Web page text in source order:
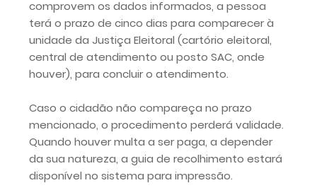
comprovem os dados informados, a pessoa
terá o prazo de cinco dias para comparecer à
unidade da Justiça Eleitoral (cartório eleitoral,
central de atendimento ou posto SAC, onde
houver), para concluir o atendimento.
Caso o cidadão não compareça no prazo
mencionado, o procedimento perderá validade.
Quando houver multa a ser paga, a depender
da sua natureza, a guia de recolhimento estará
disponível no sistema para impressão.